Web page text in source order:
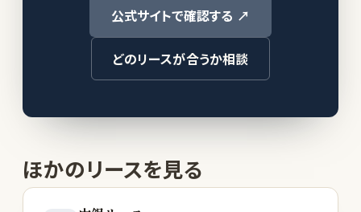
公式サイトで確認する ↗
どのリースが合うか相談
ほかのリースを見る